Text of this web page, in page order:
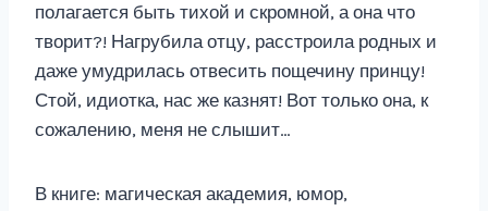
полагается быть тихой и скромной, а она что
творит?! Нагрубила отцу, расстроила родных и
даже умудрилась отвесить пощечину принцу!
Стой, идиотка, нас же казнят! Вот только она, к
сожалению, меня не слышит…
В книге: магическая академия, юмор,